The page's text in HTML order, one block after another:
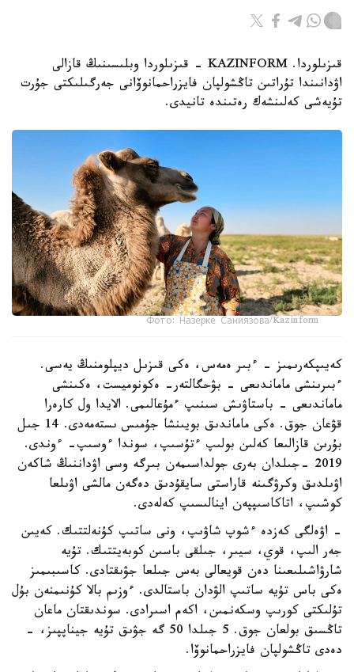
قىزىلوردا. KAZINFORM - قىزىلوردا وبلىسىنىڭ قازالى
اۋدانىندا تۇراتىن تاڭشولپان فايزراحمانوۆانى جەرگىلىكتى جۇرت
تۇيەشى كەلىنشەك رەتىندە تانيدى.
Фото: Назерке Саниязова/Kazinform
كەيىپكەرىمىز - ءبىر ەمەس، ەكى قىزىل ديپلومنىڭ يەسى.
ءبىرىنشى ماماندىعى - بۋحگالتەر- ەكونوميست، ەكىنشى
ماماندىعى - باستاۋىش سىنىپ ءمۇعالىمى. الايدا ول كارەرا
قۋعان جوق. ەكى ماماندىق بويىنشا جۇمىس ىستەمەدى. 14 جىل
بۇرىن قازالىعا كەلىن بولىپ ءتۇسىپ، سوندا ءوسىپ- ءوندى.
2019 -جىلدان بەرى جولداسىمەن بىرگە وسى اۋداننىڭ شاكەن
اۋىلدىق وكرۋگىنە قاراستى سايقۇدىق دەگەن مالشى اۋىلعا
كوشىپ، اتاكاسىپپەن اينالىسىپ كەلەدى.
- اۋەلگى كەزدە ءشوپ شاۋىپ، ونى ساتىپ كۇنەلتتىك. كەيىن
جەر الىپ، قوي، سيىر، جىلقى باسىن كوبەيتتىك. تۇيە
شارۋاشىلىعىنا دەن قويعالى بەس جىلعا جۋىقتادى. كاسىبىمىز
ەكى باس تۇيە ساتىپ الۋدان باستالدى. ءوزىم بالا كۇنىمنەن بۇل
تۇلىكتى كورىپ وسكەنمىن، اكەم اسىرادى. سوندىقتان ماعان
تاڭسىق بولعان جوق. 5 جىلدا 50 گە جۋىق تۇيە جيناپپىز، -
دەدى تاڭشولپان فايزراحمانوۆا.